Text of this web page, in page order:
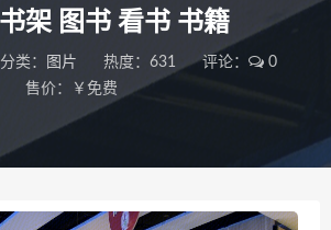
架 图书 看书 书籍
分类： 图片 热度：631 评论：
0
售价：￥免费